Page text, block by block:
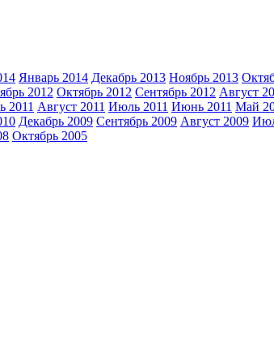
Январь 2014 Декабрь 2013 Ноябрь 2013
2012 Октябрь 2012 Сентябрь 2012 Август
2011 Август 2011 Июль 2011 Июнь 2011 Май
Декабрь 2009 Сентябрь 2009 Август 2009
Октябрь 2005